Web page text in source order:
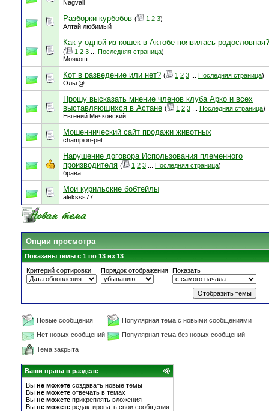
Nagvall
Разборки курбобов ( 1 2 3)
Алтай любимый
Как у одной из кошек в Актобе появилась родословная?
( 1 2 3 Последняя страница)
Моякош
Кот в разведение или нет? ( 1 2 3 Последняя страница)
Ольг@
Прошу высказать мнение членов клуба Арко и всех
выставляющихся в Астане ( 1 2 3 Последняя страница)
Евгений Мечковский
Мошеннический сайт продажи животных
champion-pet
Нарушение договора Использования племенного
производителя ( 1 2 3 Последняя страница)
брава
Мои курильские бобтейлы
aleksss77
Опции просмотра
Показаны темы с 1 по 13 из 13
Критерий сортировки
Порядок отображения Показать
Новые сообщения
Популярная тема с новыми сообщениями
Нет новых сообщений
Популярная тема без новых сообщений
Тема закрыта
Ваши права в разделе
Вы не можете создавать новые темы
Вы не можете отвечать в темах
Вы не можете прикреплять вложения
Вы не можете редактировать свои сообщения